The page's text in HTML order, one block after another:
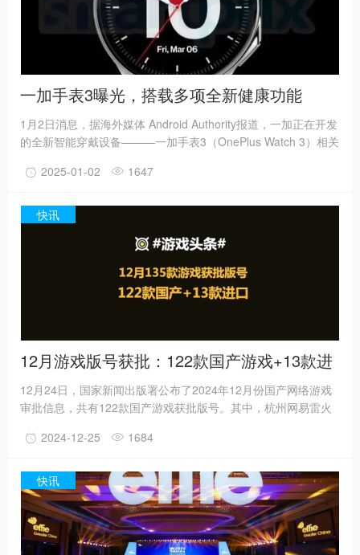
一加手表3曝光，搭载多项全新健康功能
1月2日消息，据海外媒体 Android Authority报道，一加正在开发
的全新智能穿戴设备———一加手表3（OnePlus Watch 3）相关
提供更加全面的健康管理服务。 据了解，一加手表3将新增ECG
心房颤动等潜在健康问题。此外，该手表还支持60秒健康检查功
提供关键健康指标概览。
2025-01-02 1647
快讯
12月游戏版号获批：122款国产游戏+13款进
口游戏
12月24日，国家新闻出版署公布了2024年12月份国产网络游戏
审批信息，共有122款国产游戏获批版号。其中，杭州网易雷火
游戏机（PS5）多个版本。此外，四三九九网络股份有限公司有
游戏获批版号，包括光荣特库摩授权手游《大航海时代：传
说》、腾讯与卡普空合作开发的手游《怪物猎人：旅人》移动、
客户端版本，还有《狂野飙车8：极速凌云》手游。
2024-12-25 1684
快讯